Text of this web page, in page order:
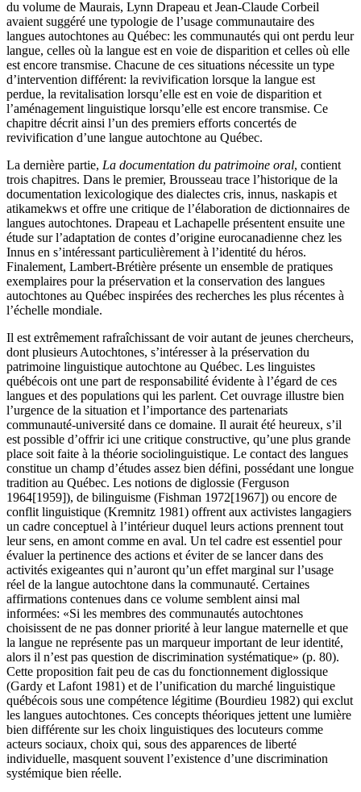
du volume de Maurais, Lynn Drapeau et Jean-Claude Corbeil
avaient suggéré une typologie de l’usage communautaire des
langues autochtones au Québec: les communautés qui ont perdu leur
langue, celles où la langue est en voie de disparition et celles où elle
est encore transmise. Chacune de ces situations nécessite un type
d’intervention différent: la revivification lorsque la langue est
perdue, la revitalisation lorsqu’elle est en voie de disparition et
l’aménagement linguistique lorsqu’elle est encore transmise. Ce
chapitre décrit ainsi l’un des premiers efforts concertés de
revivification d’une langue autochtone au Québec.
La dernière partie, La documentation du patrimoine oral, contient
trois chapitres. Dans le premier, Brousseau trace l’historique de la
documentation lexicologique des dialectes cris, innus, naskapis et
atikamekws et offre une critique de l’élaboration de dictionnaires de
langues autochtones. Drapeau et Lachapelle présentent ensuite une
étude sur l’adaptation de contes d’origine eurocanadienne chez les
Innus en s’intéressant particulièrement à l’identité du héros.
Finalement, Lambert-Brétière présente un ensemble de pratiques
exemplaires pour la préservation et la conservation des langues
autochtones au Québec inspirées des recherches les plus récentes à
l’échelle mondiale.
Il est extrêmement rafraîchissant de voir autant de jeunes chercheurs,
dont plusieurs Autochtones, s’intéresser à la préservation du
patrimoine linguistique autochtone au Québec. Les linguistes
québécois ont une part de responsabilité évidente à l’égard de ces
langues et des populations qui les parlent. Cet ouvrage illustre bien
l’urgence de la situation et l’importance des partenariats
communauté-université dans ce domaine. Il aurait été heureux, s’il
est possible d’offrir ici une critique constructive, qu’une plus grande
place soit faite à la théorie sociolinguistique. Le contact des langues
constitue un champ d’études assez bien défini, possédant une longue
tradition au Québec. Les notions de diglossie (Ferguson
1964[1959]), de bilinguisme (Fishman 1972[1967]) ou encore de
conflit linguistique (Kremnitz 1981) offrent aux activistes langagiers
un cadre conceptuel à l’intérieur duquel leurs actions prennent tout
leur sens, en amont comme en aval. Un tel cadre est essentiel pour
évaluer la pertinence des actions et éviter de se lancer dans des
activités exigeantes qui n’auront qu’un effet marginal sur l’usage
réel de la langue autochtone dans la communauté. Certaines
affirmations contenues dans ce volume semblent ainsi mal
informées: «Si les membres des communautés autochtones
choisissent de ne pas donner priorité à leur langue maternelle et que
la langue ne représente pas un marqueur important de leur identité,
alors il n’est pas question de discrimination systématique» (p. 80).
Cette proposition fait peu de cas du fonctionnement diglossique
(Gardy et Lafont 1981) et de l’unification du marché linguistique
québécois sous une compétence légitime (Bourdieu 1982) qui exclut
les langues autochtones. Ces concepts théoriques jettent une lumière
bien différente sur les choix linguistiques des locuteurs comme
acteurs sociaux, choix qui, sous des apparences de liberté
individuelle, masquent souvent l’existence d’une discrimination
systémique bien réelle.